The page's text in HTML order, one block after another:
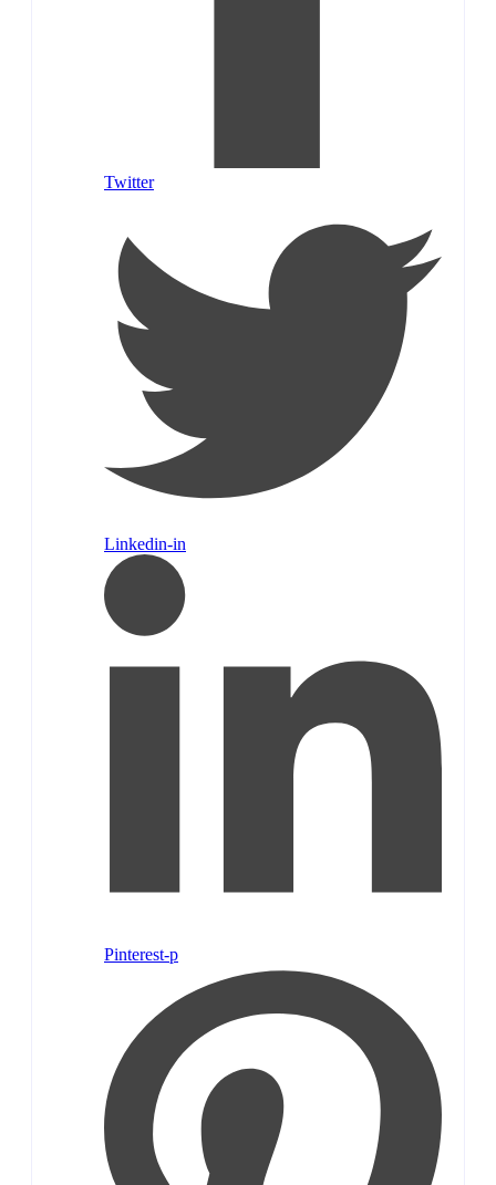
Twitter
Linkedin-in
Pinterest-p